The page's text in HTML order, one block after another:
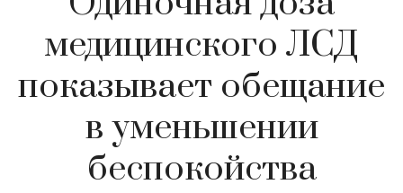
медицинского ЛСД
показывает обещание
в уменьшении
беспокойства